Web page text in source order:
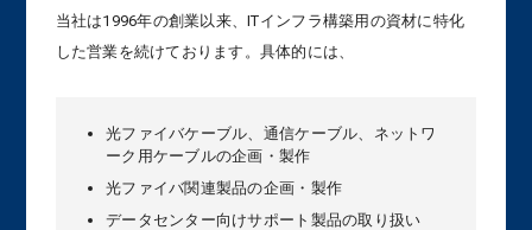
当社は1996年の創業以来、ITインフラ構築用の資材に特化
した営業を続けております。具体的には、
光ファイバケーブル、通信ケーブル、ネットワ
ーク用ケーブルの企画・製作
光ファイバ関連製品の企画・製作
データセンター向けサポート製品の取り扱い